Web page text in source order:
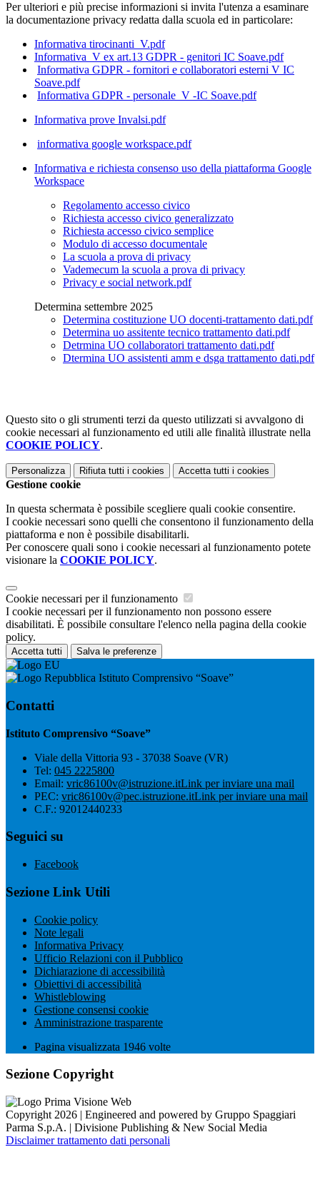
Per ulteriori e più precise informazioni si invita l'utenza a esaminare
la documentazione privacy redatta dalla scuola ed in particolare:
Informativa tirocinanti_V.pdf
Informativa_V ex art.13 GDPR - genitori IC Soave.pdf
Informativa GDPR - fornitori e collaboratori esterni V IC
Soave.pdf
Informativa GDPR - personale_V -IC Soave.pdf
Informativa prove Invalsi.pdf
informativa google workspace.pdf
Informativa e richiesta consenso uso della piattaforma Google
Workspace
Regolamento accesso civico
Richiesta accesso civico generalizzato
Richiesta accesso civico semplice
Modulo di accesso documentale
La scuola a prova di privacy
Vademecum la scuola a prova di privacy
Privacy e social network.pdf
Determina settembre 2025
Determina costituzione UO docenti-trattamento dati.pdf
Determina uo assitente tecnico trattamento dati.pdf
Detrmina UO collaboratori trattamento dati.pdf
Dtermina UO assistenti amm e dsga trattamento dati.pdf
Questo sito o gli strumenti terzi da questo utilizzati si avvalgono di
cookie necessari al funzionamento ed utili alle finalità illustrate nella
COOKIE POLICY.
Personalizza Rifiuta tutti i cookies Accetta tutti i cookies
Gestione cookie
In questa schermata è possibile scegliere quali cookie consentire.
I cookie necessari sono quelli che consentono il funzionamento della
piattaforma e non è possibile disabilitarli.
Per conoscere quali sono i cookie necessari al funzionamento potete
visionare la COOKIE POLICY.
Cookie necessari per il funzionamento
I cookie necessari per il funzionamento non possono essere
disabilitati. È possibile consultare l'elenco nella pagina della cookie
policy.
Accetta tutti Salva le preferenze
Istituto Comprensivo “Soave”
Contatti
Istituto Comprensivo “Soave”
Viale della Vittoria 93 - 37038 Soave (VR)
Tel: 045 2225800
Email: vric86100v@istruzione.itLink per inviare una mail
PEC: vric86100v@pec.istruzione.itLink per inviare una mail
C.F.: 92012440233
Seguici su
Facebook
Sezione Link Utili
Cookie policy
Note legali
Informativa Privacy
Ufficio Relazioni con il Pubblico
Dichiarazione di accessibilità
Obiettivi di accessibilità
Whistleblowing
Gestione consensi cookie
Amministrazione trasparente
Pagina visualizzata 1946 volte
Sezione Copyright
Copyright 2026 | Engineered and powered by Gruppo Spaggiari
Parma S.p.A. | Divisione Publishing & New Social Media
Disclaimer trattamento dati personali